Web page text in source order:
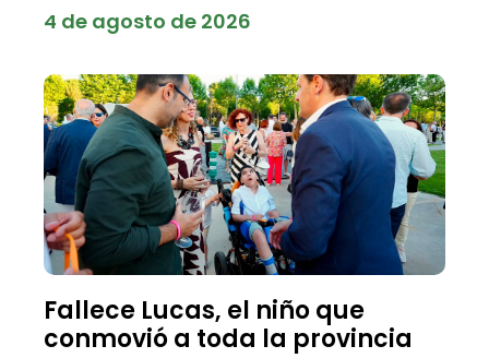
4 de agosto de 2026
Fallece Lucas, el niño que
conmovió a toda la provincia